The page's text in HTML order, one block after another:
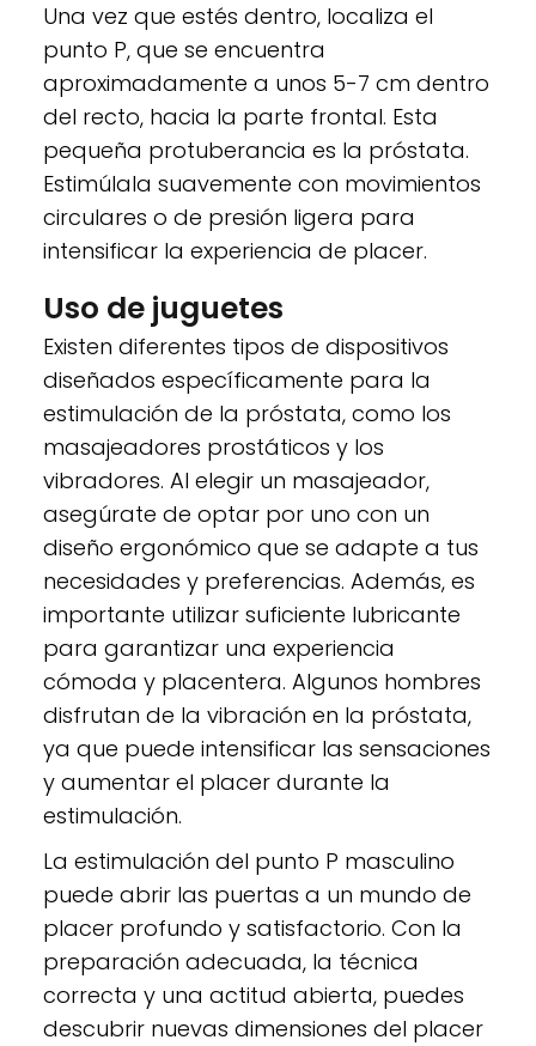
Una vez que estés dentro, localiza el
punto P, que se encuentra
aproximadamente a unos 5-7 cm dentro
del recto, hacia la parte frontal. Esta
pequeña protuberancia es la próstata.
Estimúlala suavemente con movimientos
circulares o de presión ligera para
intensificar la experiencia de placer.
Uso de juguetes
Existen diferentes tipos de dispositivos
diseñados específicamente para la
estimulación de la próstata, como los
masajeadores prostáticos y los
vibradores. Al elegir un masajeador,
asegúrate de optar por uno con un
diseño ergonómico que se adapte a tus
necesidades y preferencias. Además, es
importante utilizar suficiente lubricante
para garantizar una experiencia
cómoda y placentera. Algunos hombres
disfrutan de la vibración en la próstata,
ya que puede intensificar las sensaciones
y aumentar el placer durante la
estimulación.
La estimulación del punto P masculino
puede abrir las puertas a un mundo de
placer profundo y satisfactorio. Con la
preparación adecuada, la técnica
correcta y una actitud abierta, puedes
descubrir nuevas dimensiones del placer